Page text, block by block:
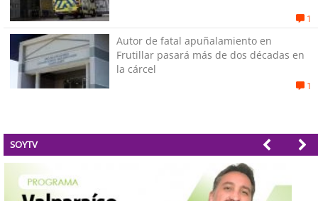
1
Autor de fatal apuñalamiento en
Frutillar pasará más de dos décadas en
la cárcel
1
SOYTV